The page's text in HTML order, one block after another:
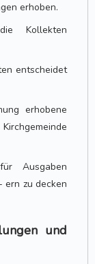
erhoben.
Kollekten
entscheidet
erhobene
Ausgaben
ern zu decken
und